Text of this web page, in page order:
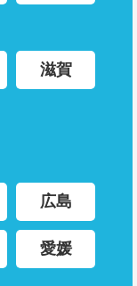
滋賀
広島
愛媛